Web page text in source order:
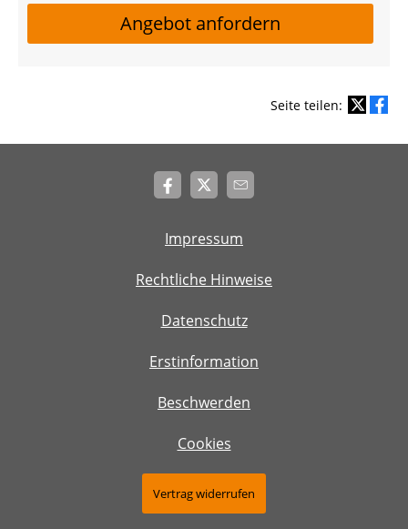
Angebot anfordern
Seite teilen:
Impressum
Rechtliche Hinweise
Datenschutz
Erstinformation
Beschwerden
Cookies
Vertrag widerrufen